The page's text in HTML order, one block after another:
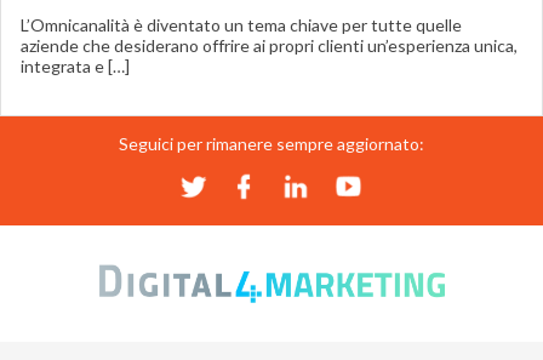
L’Omnicanalità è diventato un tema chiave per tutte quelle
aziende che desiderano offrire ai propri clienti un’esperienza unica,
integrata e […]
Seguici per rimanere sempre aggiornato: